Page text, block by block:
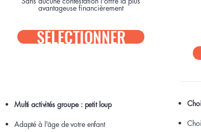
avantageuse financièrement
SÉLECTIONNER
Multi activités groupe : petit loup
Adapté à l'âge de votre enfant